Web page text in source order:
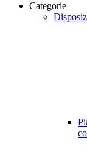
Categorie